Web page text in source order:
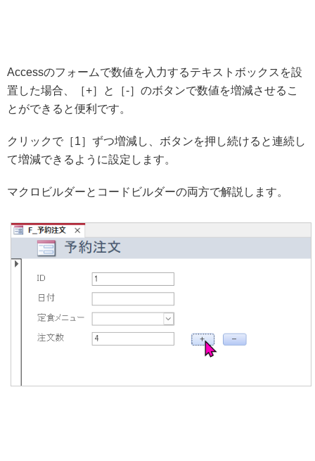
Accessのフォームで数値を入力するテキストボックスを設
置した場合、［+］と［-］のボタンで数値を増減させるこ
とができると便利です。
クリックで［1］ずつ増減し、ボタンを押し続けると連続し
て増減できるように設定します。
マクロビルダーとコードビルダーの両方で解説します。